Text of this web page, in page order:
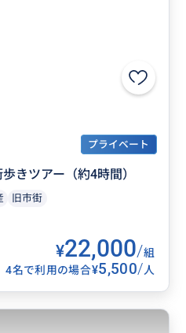
プライベート
きツアー（約4時間）
旧市街
¥22,000/組
4名で利用の場合¥5,500/人